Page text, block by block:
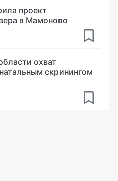
проект
в Мамоново
охват
скринингом